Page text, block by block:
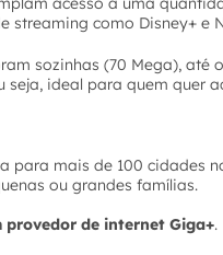
streaming como Disney+ e
sozinhas (70 Mega), até
seja, ideal para quem quer
mais de 100 cidades
ou grandes famílias.
de internet Giga+.